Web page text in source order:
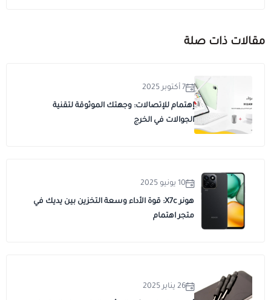
مقالات ذات صلة
7 أكتوبر 2025
إهتمام للإتصالات: وجهتك الموثوقة لتقنية
الجوالات في الخرج
10 يونيو 2025
هونر X7c: قوة الأداء وسعة التخزين بين يديك في
متجر اهتمام
26 يناير 2025